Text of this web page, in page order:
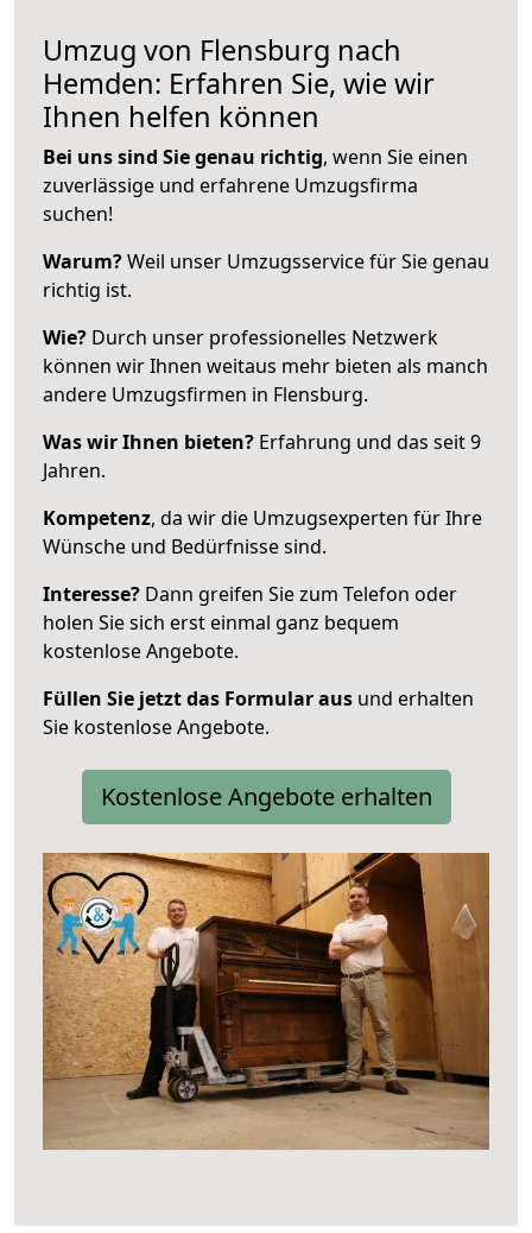
Umzug von Flensburg nach
Hemden: Erfahren Sie, wie wir
Ihnen helfen können
Bei uns sind Sie genau richtig, wenn Sie einen
zuverlässige und erfahrene Umzugsfirma
suchen!
Warum?Weil unser Umzugsservice für Sie genau
richtig ist.
Wie? Durch unser professionelles Netzwerk
können wir Ihnen weitaus mehr bieten als manch
andere Umzugsfirmen in Flensburg.
Was wir Ihnen bieten? Erfahrung und das seit 9
Jahren.
Kompetenz, da wir die Umzugsexperten für Ihre
Wünsche und Bedürfnisse sind.
Interesse? Dann greifen Sie zum Telefon oder
holen Sie sich erst einmal ganz bequem
kostenlose Angebote.
Füllen Sie jetzt das Formular aus und erhalten
Sie kostenlose Angebote.
Kostenlose Angebote erhalten